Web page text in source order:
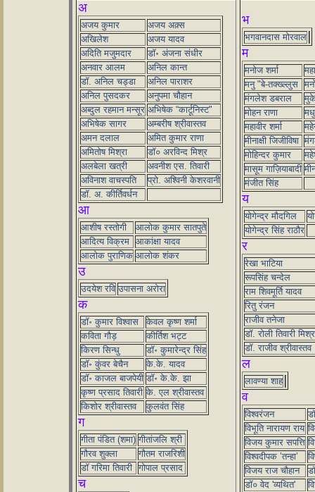
अ
अजय कुमार
अजय अक़्स
अखिलेश
अजय यादव
अदिति मजुमदार
डॉ॰ अंजना संधीर
अनवार आलम
अनिल कान्त
डॉ. अनिल चड्डा
अनिल पाराशर
अनिल पुसदकर
अनुपमा चौहान
अब्दुल रहमान मन्सूर अभिषेक “कार्टूनिस्ट"
अभिषेक सागर
अम्बरीष श्रीवास्तव
अमन दलाल
अमित कुमार राणा
अमितोष मिश्रा
डॉ० अरविन्द मिश्र
अलबेला खत्री
अवनीश एस. तिवारी
अविनाश वाचस्पति
प्रो. अश्विनी केशरवानी
डॉ. अ. कीर्तिवर्धन
आ
आशीष रस्तोगी
आलोक कुमार सातपुते
आदित्य विक्रम
आकांक्षा यादव
आलोक पुराणिक आलोक शंकर
उ
उदयेश रवि उपासना अरोरा
क
डॉ॰ कुमार विश्वास
केवल कृष्ण शर्मा
कविता गौड़
कीर्तिश भट्ट
किरण सिन्धु
डॉ॰ कुमारेन्द्र सिंह
डॉ॰ कुंवर बेचैन
के.के. यादव
डॉ॰ काजल बाजपेयी डॉ॰ के.के. झा
कृष्ण प्रसाद तिवारी के. एल श्रीवास्तव
किशोर श्रीवास्तव
कुलवंत सिंह
ग
गीता पंडित (शमा) गीतांजलि श्री
गौरव शुक्ला
गौतम राजरिशी
डॉ गरिमा तिवारी
गोपाल प्रसाद
च
भ
भगवानदास मोरवाल
म
मनोज शर्मा
मनु "बे-तक्ख्ल्लुस
मंगलेश डबराल
मोहन राणा
मधु
महावीर शर्मा
मीनाक्षी जिजीविषा
मोहिन्दर कुमार
मासूम गाज़ियाबादी
मंजीत सिंह
य
योगेन्द्र मौदगिल
योगेन्द्र सिंह राठौर
र
रेखा भाटिया
रूपसिंह चन्देल
राम शिवमूर्ति यादव
रितु रंजन
राजीव तनेजा
डॉ. रोली तिवारी
डॉ. राजीव श्रीवास्तव
ल
लावण्या शाह
व
विश्वरंजन
विभूति नारायण राय
विजय कुमार सपत्ति
विश्वदीपक ’तन्हा’
विजय राज चौहान
डॉ० वेद 'व्यथित'